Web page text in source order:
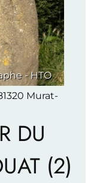
- HTO
Murat-
DU
(2)